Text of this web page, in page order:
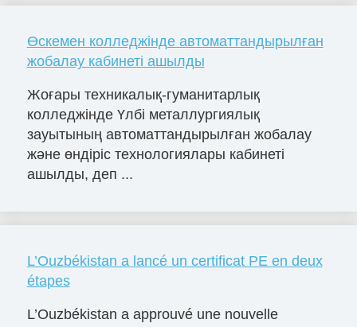
Өскемен колледжінде автоматтандырылған
жобалау кабинеті ашылды
Жоғары техникалық-гуманитарлық
колледжінде Үлбі металлургиялық
зауытының автоматтандырылған жобалау
және өндіріс технологиялары кабинеті
ашылды, деп ...
L’Ouzbékistan a lancé un certificat PE en deux
étapes
L’Ouzbékistan a approuvé une nouvelle